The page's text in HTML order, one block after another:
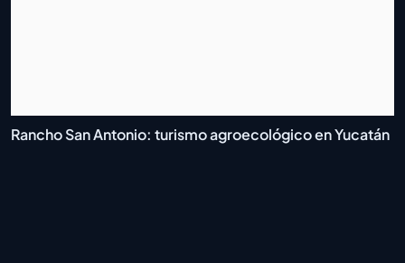
Rancho San Antonio: turismo agroecológico en Yucatán